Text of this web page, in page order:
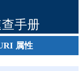
手册
属性